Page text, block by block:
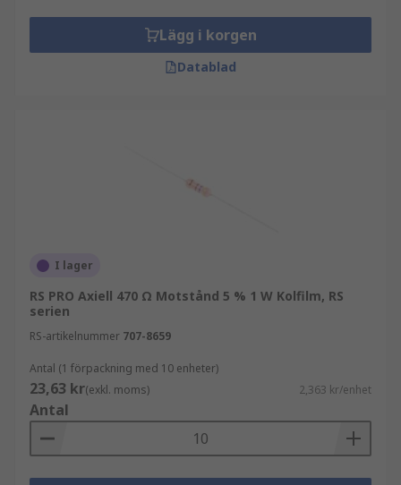
Lägg i korgen
Datablad
I lager
RS PRO Axiell 470 Ω Motstånd 5 % 1 W Kolfilm, RS
serien
RS-artikelnummer 707-8659
Antal (1 förpackning med 10 enheter)
23,63 kr(exkl. moms) 2,363 kr/enhet
Antal